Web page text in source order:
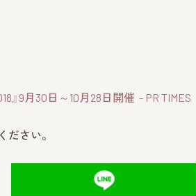
9月30日～10月28日開催 - PR TIMES
ださい。